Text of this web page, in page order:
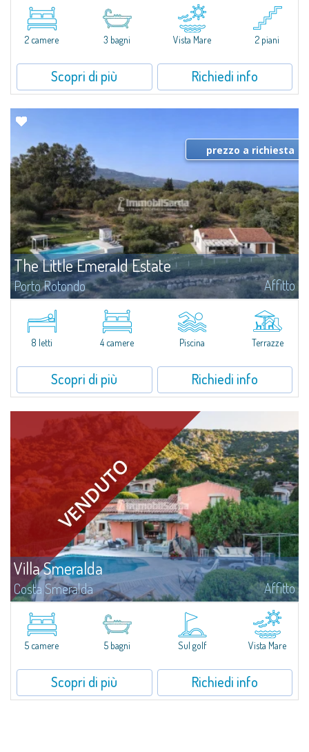
​Esclusivo appartamento fronte mare su due livelli, nel cuore della Marina di
Porto Cervo.All’interno de Il Sestante, prestigioso complesso residenziale
immerso in un curato parco condominiale, questa proprietà...
2 camere 3 bagni Vista Mare 2 piani
Scopri di più Richiedi info
The Little Emerald Estate
Porto Rotondo Affitto
Porto RotondoNel cuore delle colline di Cugnana, a pochi minuti da Porto
Rotondo e dalle più belle spiagge della Costa Smeralda, proponiamo in...
prezzo a richiesta
8 letti 4 camere Piscina Terrazze
Scopri di più Richiedi info
Villa Smeralda
Costa Smeralda Affitto
Villa Smeralda, a firma del celebre Architetto Jean Claude Lesuisse, si
affaccia in posizione dominante sulla baia del Pevero, con una vista
panoramica sul mare e sulle colline di Pantogia. La proprietà fa parte di
un...5 camere 5 bagni Sul golf Vista Mare
Scopri di più Richiedi info